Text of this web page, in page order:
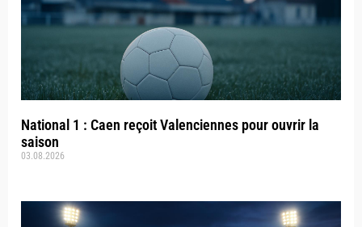
National 1 : Caen reçoit Valenciennes pour ouvrir la
saison
03.08.2026